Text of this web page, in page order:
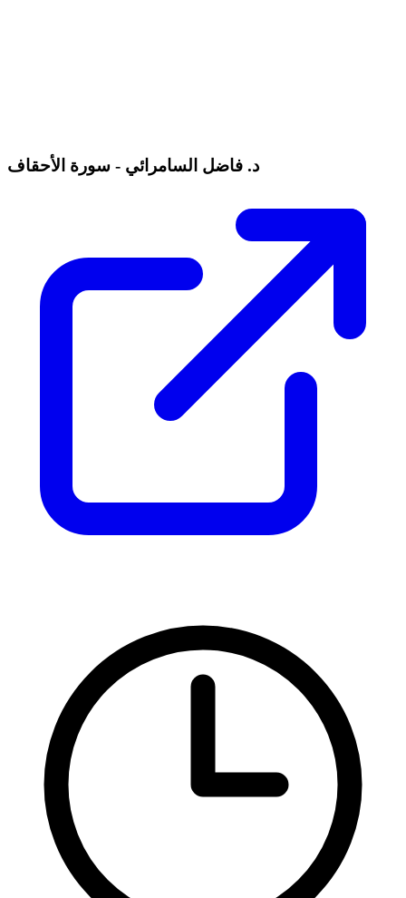
د. فاضل السامرائي - سورة الأحقاف